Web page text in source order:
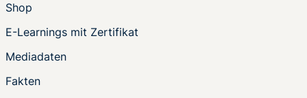
Shop
E-Learnings mit Zertifikat
Mediadaten
Fakten